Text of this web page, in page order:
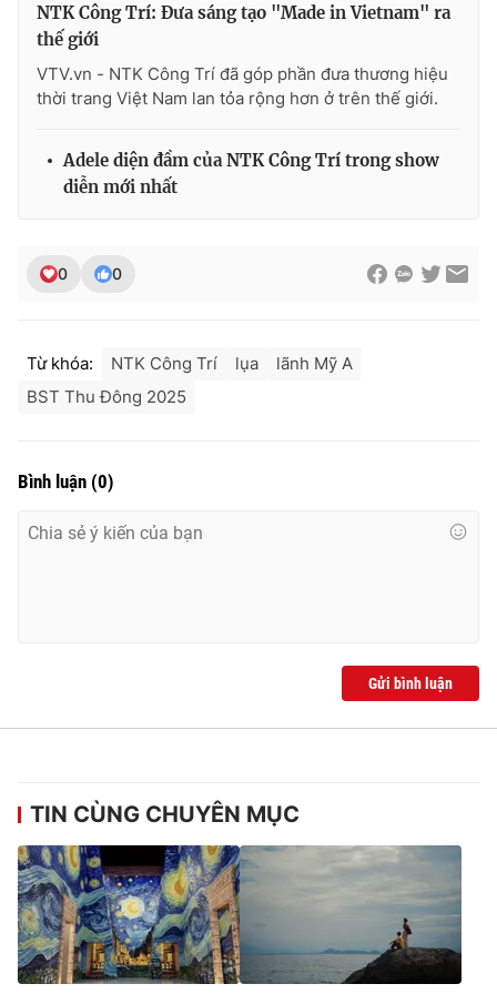
NTK Công Trí: Đưa sáng tạo "Made in Vietnam" ra
thế giới
VTV.vn - NTK Công Trí đã góp phần đưa thương hiệu
thời trang Việt Nam lan tỏa rộng hơn ở trên thế giới.
Adele diện đầm của NTK Công Trí trong show
diễn mới nhất
0 0
Từ khóa: NTK Công Trí lụa
lãnh Mỹ A
BST Thu Đông 2025
Bình luận (0)
Gửi bình luận
TIN CÙNG CHUYÊN MỤC